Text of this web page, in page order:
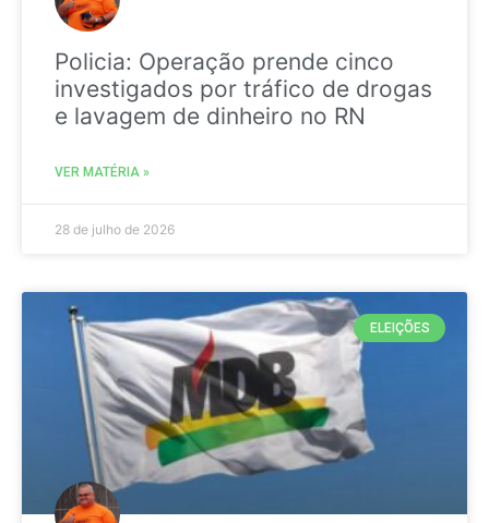
Policia: Operação prende cinco
investigados por tráfico de drogas
e lavagem de dinheiro no RN
VER MATÉRIA »
28 de julho de 2026
ELEIÇÕES